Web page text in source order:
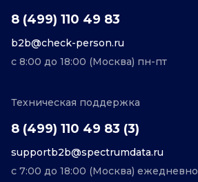
Редакционная политика
8 (499) 110 49 83
b2b@check-person.ru
с 8:00 до 18:00 (Москва) пн-пт
Техническая поддержка
8 (499) 110 49 83 (3)
supportb2b@spectrumdata.ru
с 7:00 до 18:00 (Москва) ежедневно